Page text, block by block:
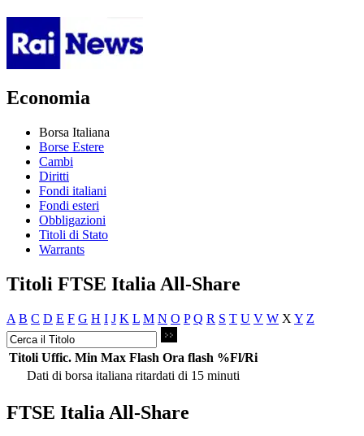
Economia
Borsa Italiana
Borse Estere
Cambi
Diritti
Fondi italiani
Fondi esteri
Obbligazioni
Titoli di Stato
Warrants
Titoli FTSE Italia All-Share
A B C D E F G H I J K L M N O P Q R S T U V W X Y Z
Titoli Uffic. Min Max Flash Ora flash %Fl/Ri
Dati di borsa italiana ritardati di 15 minuti
FTSE Italia All-Share